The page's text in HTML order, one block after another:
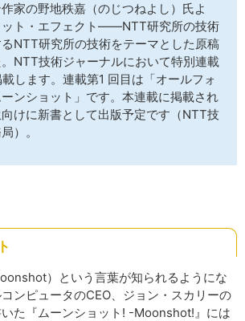
家の野地秩嘉（のじつねよし）氏よ
ット・エフェクト――NTT研究所の技術
NTT研究所の技術をテーマとした原稿
NTT技術ジャーナルにおいて特別連載
します。連載第1 回目は「オールフォ
ンショット」です。本連載に掲載され
けに新書として出版予定です（NTT技
）。
）という言葉が知られるようにな
ンピュータのCEO、ジョン・スカリーの
た『ムーンショット! -Moonshot!』には